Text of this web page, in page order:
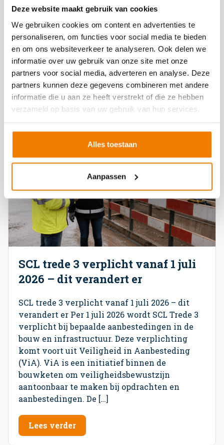
Deze website maakt gebruik van cookies
We gebruiken cookies om content en advertenties te
personaliseren, om functies voor social media te bieden
en om ons websiteverkeer te analyseren. Ook delen we
informatie over uw gebruik van onze site met onze
partners voor social media, adverteren en analyse. Deze
partners kunnen deze gegevens combineren met andere
informatie die u aan ze heeft verstrekt of die ze hebben
verzameld op basis van uw gebruik van hun services.
Alles toestaan
Aanpassen
veiligheidsmanagementsysteem, maar ook
een aantoonbaar sterke veiligheidscultuur. De
Safety Culture Ladder is daarvoor de
bekendste route. Voor MKB-bedrijven is er nu
een directe en herkenbare route om dat aan te
tonen: VCA-MAX. VCA-MAX is per […]
Lees verder
SCL trede 3 verplicht vanaf 1 juli
2026 – dit verandert er
SCL trede 3 verplicht vanaf 1 juli 2026 – dit
verandert er Per 1 juli 2026 wordt SCL Trede 3
verplicht bij bepaalde aanbestedingen in de
bouw en infrastructuur. Deze verplichting
komt voort uit Veiligheid in Aanbesteding
(ViA). ViA is een initiatief binnen de
bouwketen om veiligheidsbewustzijn
aantoonbaar te maken bij opdrachten en
aanbestedingen. De […]
Lees verder